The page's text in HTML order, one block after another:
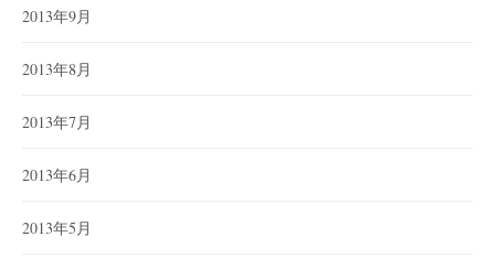
2013年9月
2013年8月
2013年7月
2013年6月
2013年5月